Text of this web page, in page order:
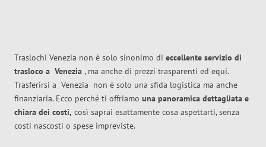
Traslochi Venezia non è solo sinonimo di eccellente servizio di
trasloco a Venezia , ma anche di prezzi trasparenti ed equi.
Trasferirsi a Venezia non è solo una sfida logistica ma anche
finanziaria. Ecco perché ti offriamo una panoramica dettagliata e
chiara dei costi, così saprai esattamente cosa aspettarti, senza
costi nascosti o spese impreviste.